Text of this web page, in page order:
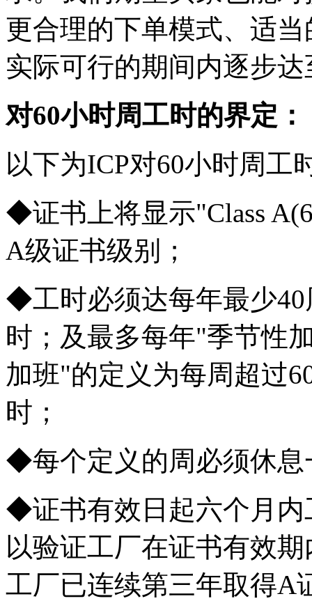
更合理的下单模式、适
实际可行的期间内逐步达
对60小时周工时的界定：
以下为ICP对60小时周工
◆证书上将显示"Class
A级证书级别；
◆工时必须达每年最少40
时；及最多每年"季节性
加班"的定义为每周超过
时；
◆每个定义的周必须休息
◆证书有效日起六个月
以验证工厂在证书有效
工厂已连续第三年取得A